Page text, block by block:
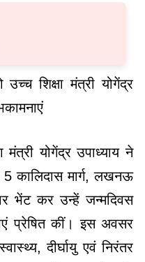
शिक्षा मंत्री योगेंद्र
योगेंद्र उपाध्याय ने
कालिदास मार्ग, लखनऊ
भेंट कर उन्हें जन्मदिवस
प्रेषित कीं। इस अवसर
दीर्घायु एवं निरंतर